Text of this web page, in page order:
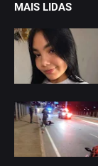
MAIS LIDAS